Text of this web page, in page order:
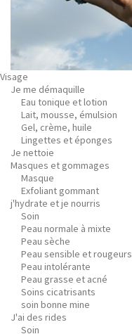
Visage
Je me démaquille
Eau tonique et lotion
Lait, mousse, émulsion
Gel, crème, huile
Lingettes et éponges
Je nettoie
Masques et gommages
Masque
Exfoliant gommant
j'hydrate et je nourris
Soin
Peau normale à mixte
Peau sèche
Peau sensible et rougeurs
Peau intolérante
Peau grasse et acné
Soins cicatrisants
soin bonne mine
J'ai des rides
Soin